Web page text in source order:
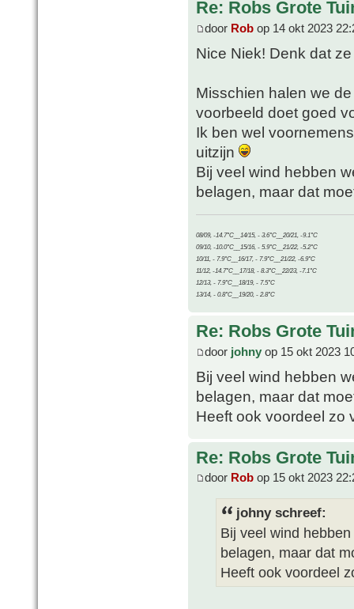
Re: Robs Grote
door Rob op 14 okt 2023
Nice Niek! Denk dat
Misschien halen we
voorbeeld doet goed
Ik ben wel
uitzijn
Bij veel wind hebben
belagen, maar dat
08/09, -14.7°C__14/15, - 3.6°C__20/21, -9.1°C
09/10, -10.0°C__15/16, - 5.9°C__21/22, -5.2°C
10/11, - 7.9°C__16/17, - 7.9°C__21/22, -6.9°C
11/12, -14.7°C__17/18, - 8.3°C__22/23, -7.1°C
12/13, - 7.9°C__18/19, - 7.5°C
13/14, - 0.8°C__19/20, - 2.8°C
Re: Robs Grote
door johny op 15 okt 2023
Bij veel wind hebben
belagen, maar dat
Heeft ook voordeel
Re: Robs Grote
door Rob op 15 okt 2023
johny schreef:
Bij veel wind
belagen, maar dat
Heeft ook voordeel